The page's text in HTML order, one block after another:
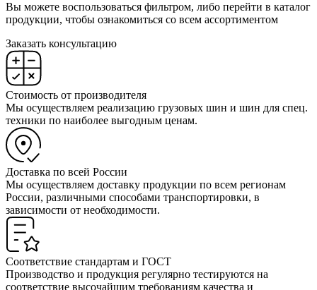
Вы можете воспользоваться фильтром, либо перейти в каталог
продукции, чтобы ознакомиться со всем ассортиментом
Заказать консультацию
Стоимость от производителя
Мы осуществляем реализацию грузовых шин и шин для спец.
техники по наиболее выгодным ценам.
Доставка по всей России
Мы осуществляем доставку продукции по всем регионам
России, различными способами транспортировки, в
зависимости от необходимости.
Соответствие стандартам и ГОСТ
Производство и продукция регулярно тестируются на
соответствие высочайшим требованиям качества и